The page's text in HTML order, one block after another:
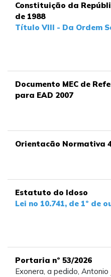
Constituição da
de 1988
Título VIII - Da Ordem
Documento MEC de
para EAD 2007
Orientacão Normativa
Estatuto do Idoso
Lei no 10.741, de 1º de
Portaria nº 53/2026
Exonera, a pedido,